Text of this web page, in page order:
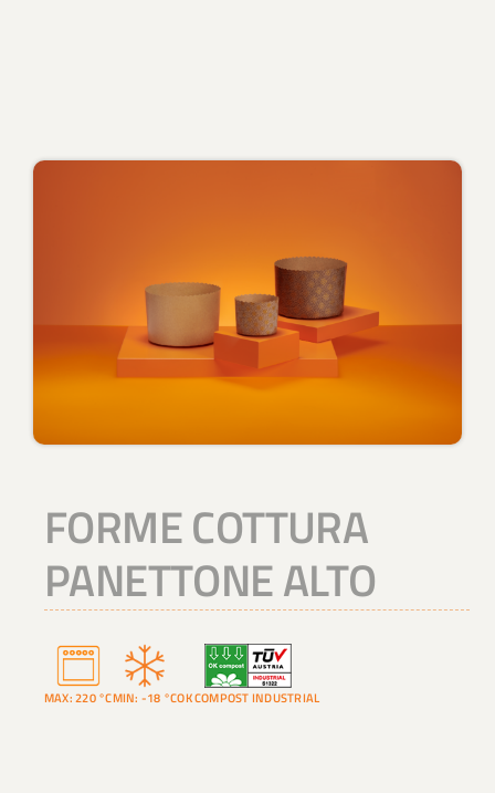
FORME COTTURA
PANETTONE ALTO
MAX: 220 °CMIN: -18 °COK COMPOST INDUSTRIAL